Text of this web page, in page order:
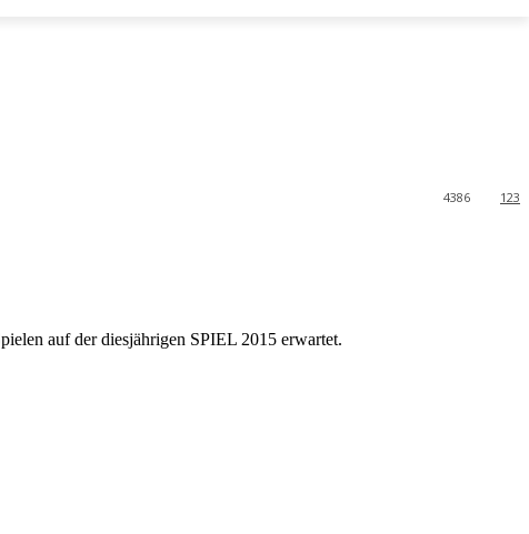
123
4386
auf der diesjährigen SPIEL 2015 erwartet.